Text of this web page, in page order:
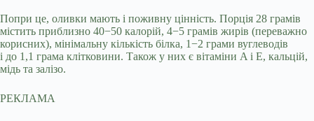
Попри це, оливки мають і поживну цінність. Порція 28 грамів
містить приблизно 40−50 калорій, 4−5 грамів жирів (переважно
корисних), мінімальну кількість білка, 1−2 грами вуглеводів
і до 1,1 грама клітковини. Також у них є вітаміни A і E, кальцій,
мідь та залізо.
РЕКЛАМА